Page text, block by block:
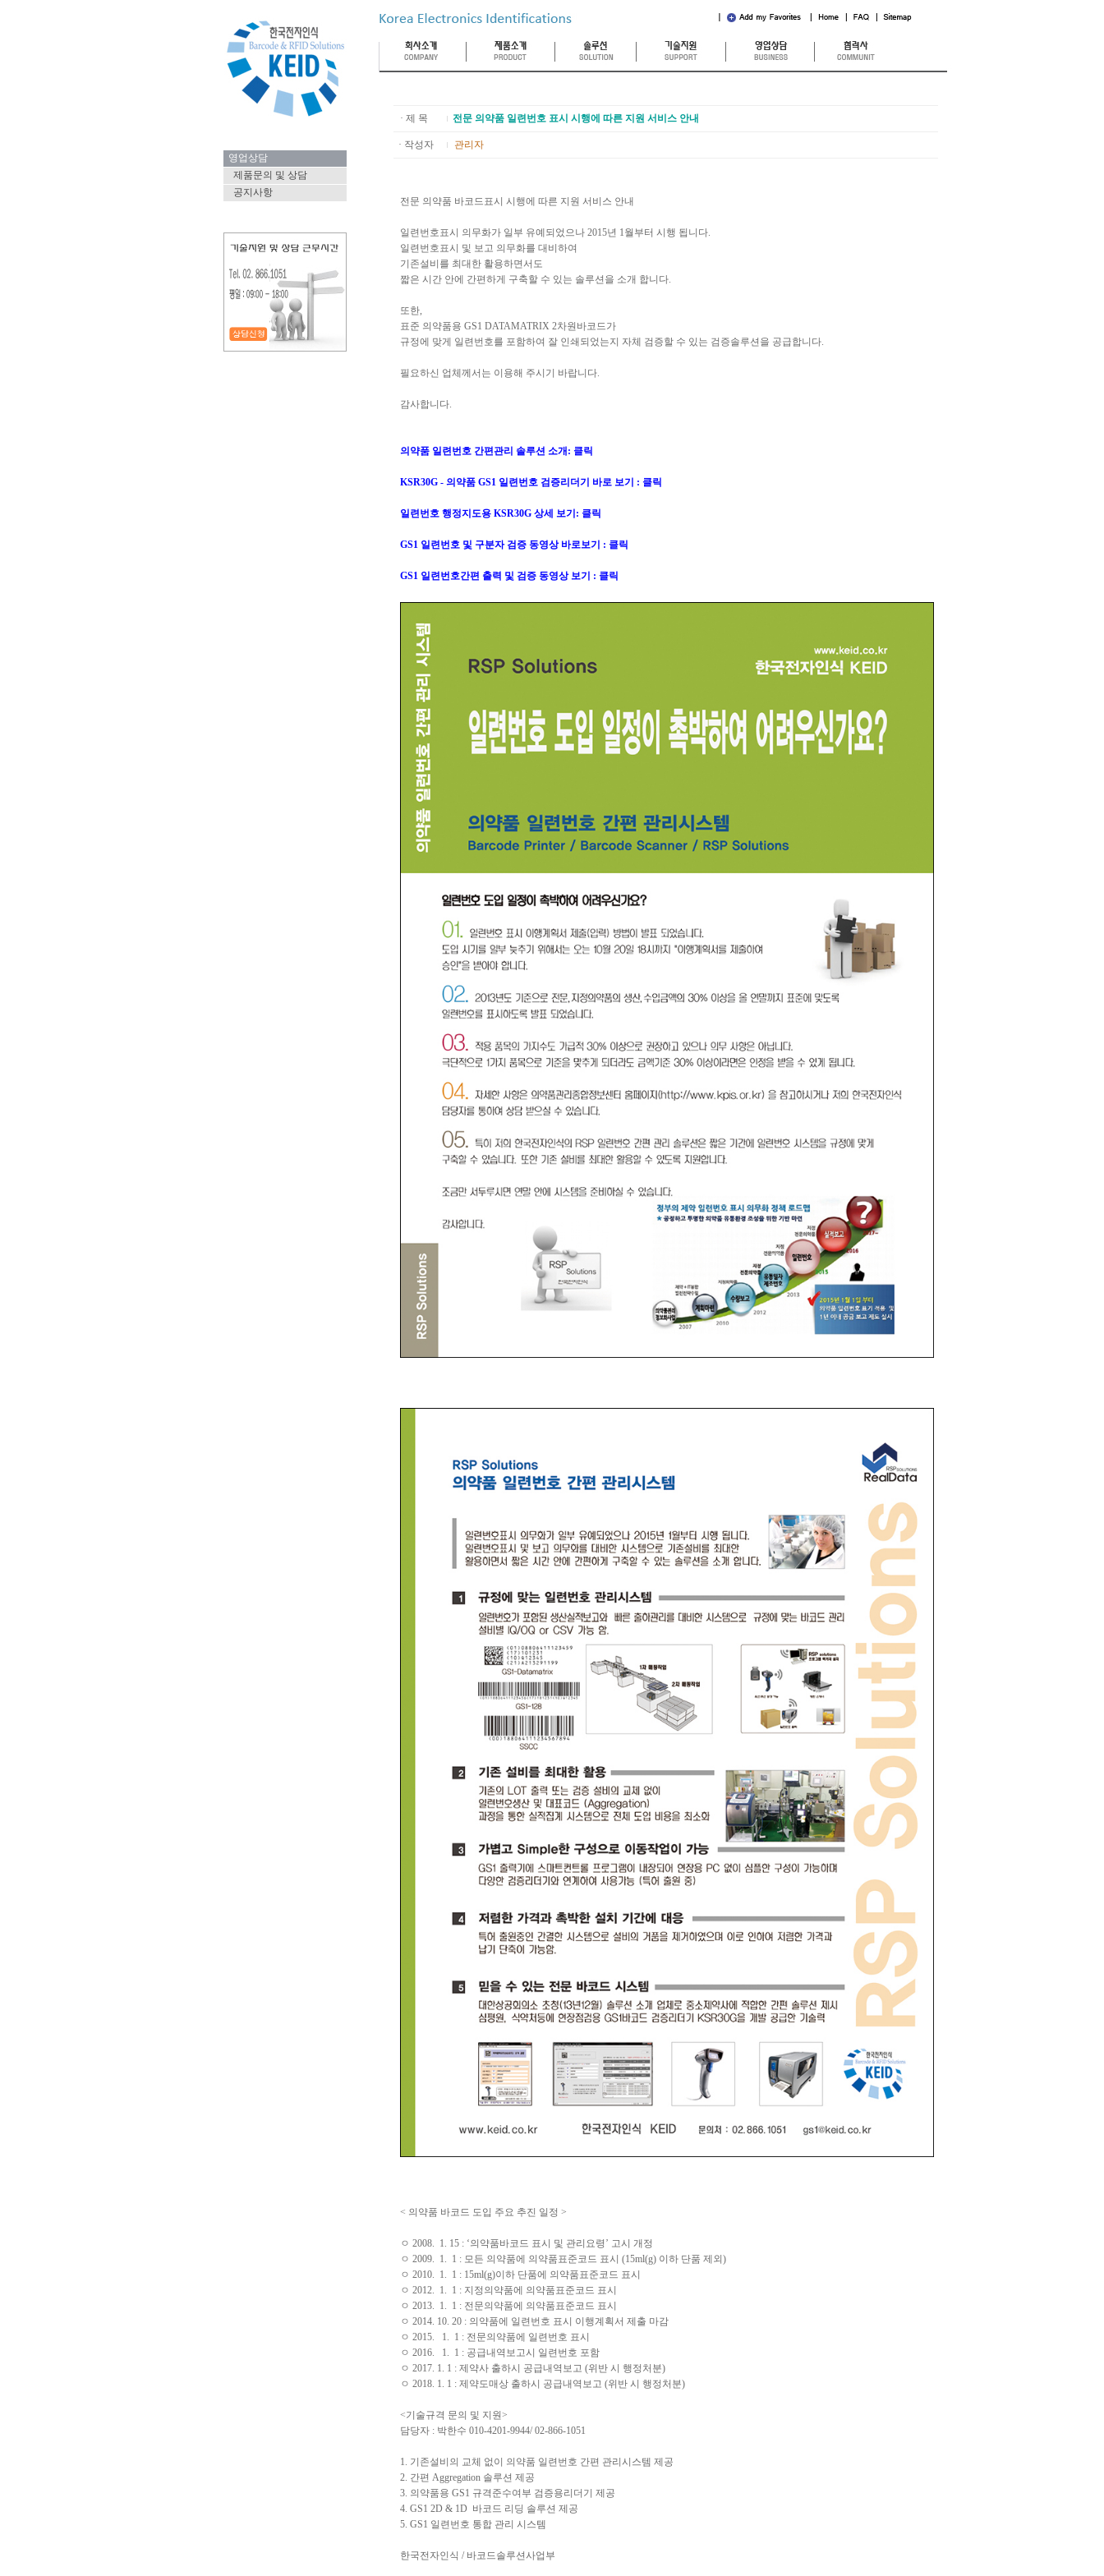
영업상담
제품문의 및 상담
공지사항
· 제 목 전문 의약품 일련번호 표시 시행에 따른 지원 서비스 안내
· 작성자 관리자
전문 의약품 바코드표시 시행에 따른 지원 서비스 안내
일련번호표시 의무화가 일부 유예되었으나 2015년 1월부터 시행 됩니다.
일련번호표시 및 보고 의무화를 대비하여
기존설비를 최대한 활용하면서도
짧은 시간 안에 간편하게 구축할 수 있는 솔루션을 소개 합니다.
또한,
표준 의약품용 GS1 DATAMATRIX 2차원바코드가
규정에 맞게 일련번호를 포함하여 잘 인쇄되었는지 자체 검증할 수 있는 검증솔루션을 공급합니다.
필요하신 업체께서는 이용해 주시기 바랍니다.
감사합니다.
의약품 일련번호 간편관리 솔루션 소개: 클릭
KSR30G - 의약품 GS1 일련번호 검증리더기 바로 보기 : 클릭
일련번호 행정지도용 KSR30G 상세 보기: 클릭
GS1 일련번호 및 구분자 검증 동영상 바로보기 : 클릭
GS1 일련번호간편 출력 및 검증 동영상 보기 : 클릭
< 의약품 바코드 도입 주요 추진 일정 >
ㅇ 2008. 1. 15 : ‘의약품바코드 표시 및 관리요령’ 고시 개정
ㅇ 2009. 1. 1 : 모든 의약품에 의약품표준코드 표시 (15ml(g) 이하 단품 제외)
ㅇ 2010. 1. 1 : 15ml(g)이하 단품에 의약품표준코드 표시
ㅇ 2012. 1. 1 : 지정의약품에 의약품표준코드 표시
ㅇ 2013. 1. 1 : 전문의약품에 의약품표준코드 표시
ㅇ 2014. 10. 20 : 의약품에 일련번호 표시 이행계획서 제출 마감
ㅇ 2015. 1. 1 : 전문의약품에 일련번호 표시
ㅇ 2016. 1. 1 : 공급내역보고시 일련번호 포함
ㅇ 2017. 1. 1 : 제약사 출하시 공급내역보고 (위반 시 행정처분)
ㅇ 2018. 1. 1 : 제약도매상 출하시 공급내역보고 (위반 시 행정처분)
<기술규격 문의 및 지원>
담당자 : 박한수 010-4201-9944/ 02-866-1051
1. 기존설비의 교체 없이 의약품 일련번호 간편 관리시스템 제공
2. 간편 Aggregation 솔루션 제공
3. 의약품용 GS1 규격준수여부 검증용리더기 제공
4. GS1 2D & 1D 바코드 리딩 솔루션 제공
5. GS1 일련번호 통합 관리 시스템
한국전자인식 / 바코드솔루션사업부